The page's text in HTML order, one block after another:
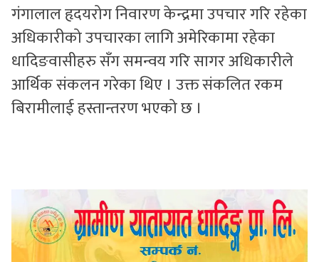
गंगालाल हृदयरोग निवारण केन्द्रमा उपचार गरि रहेका
अधिकारीको उपचारका लागि अमेरिकामा रहेका
धादिङवासीहरु सँग समन्वय गरि सागर अधिकारीले
आर्थिक संकलन गरेका थिए । उक्त संकलित रकम
बिरामीलाई हस्तान्तरण भएको छ ।